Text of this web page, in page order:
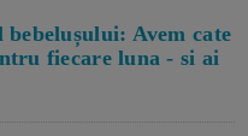
Avem cate
fiecare luna - si ai